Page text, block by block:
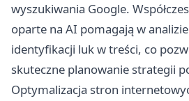
wyszukiwania Google.
oparte na AI pomagają w
identyfikacji luk w treści, co
skuteczne planowanie strategii
Optymalizacja stron